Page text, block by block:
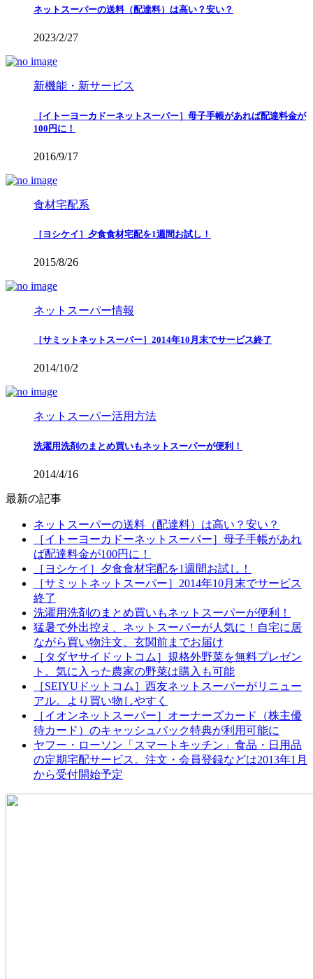
ネットスーパーの送料（配達料）は高い？安い？
2023/2/27
新機能・新サービス
［イトーヨーカドーネットスーパー］母子手帳があれば配達料金が
100円に！
2016/9/17
食材宅配系
［ヨシケイ］夕食食材宅配を1週間お試し！
2015/8/26
ネットスーパー情報
［サミットネットスーパー］2014年10月末でサービス終了
2014/10/2
ネットスーパー活用方法
洗濯用洗剤のまとめ買いもネットスーパーが便利！
2014/4/16
最新の記事
ネットスーパーの送料（配達料）は高い？安い？
［イトーヨーカドーネットスーパー］母子手帳があれ
ば配達料金が100円に！
［ヨシケイ］夕食食材宅配を1週間お試し！
［サミットネットスーパー］2014年10月末でサービス
終了
洗濯用洗剤のまとめ買いもネットスーパーが便利！
猛暑で外出控え、ネットスーパーが人気に！自宅に居
ながら買い物注文、玄関前までお届け
［タダヤサイドットコム］規格外野菜を無料プレゼン
ト。気に入った農家の野菜は購入も可能
［SEIYUドットコム］西友ネットスーパーがリニュー
アル。より買い物しやすく
［イオンネットスーパー］オーナーズカード（株主優
待カード）のキャッシュバック特典が利用可能に
ヤフー・ローソン「スマートキッチン」食品・日用品
の定期宅配サービス。注文・会員登録などは2013年1月
から受付開始予定